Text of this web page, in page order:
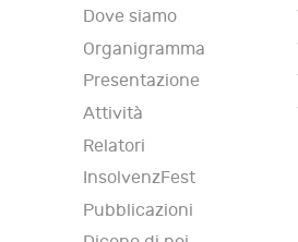
Dove siamo
Organigramma
Presentazione
Attività
Relatori
InsolvenzFest
Pubblicazioni